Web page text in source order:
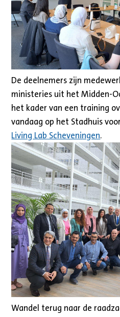
De deelnemers zijn
ministeries uit het Midden-
het kader van een training
vandaag op het Stadhuis
Living Lab Scheveningen.
Wandel terug naar de